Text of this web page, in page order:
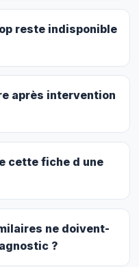
reste indisponible
après intervention
cette fiche d une
ne doivent-
?